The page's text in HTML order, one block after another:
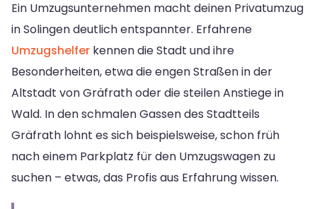
Ein Umzugsunternehmen macht deinen Privatumzug
in Solingen deutlich entspannter. Erfahrene
Umzugshelfer kennen die Stadt und ihre
Besonderheiten, etwa die engen Straßen in der
Altstadt von Gräfrath oder die steilen Anstiege in
Wald. In den schmalen Gassen des Stadtteils
Gräfrath lohnt es sich beispielsweise, schon früh
nach einem Parkplatz für den Umzugswagen zu
suchen – etwas, das Profis aus Erfahrung wissen.